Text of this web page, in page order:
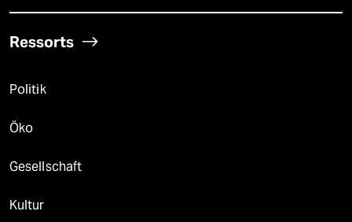
Ressorts
Politik
Öko
Gesellschaft
Kultur